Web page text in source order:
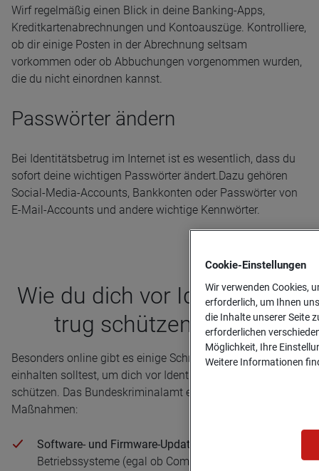
Wirf regelmäßig einen Blick in deine Banking-Apps,
Kreditkartenabrechnungen und Kontoauszüge. Kontrolliere,
ob dir einige Posten in der Abrechnung seltsam
vorkommen oder ob Abbuchungen vorgenommen wurden,
die du nicht einordnen kannst.
Passwörter ändern
Bei Identitätsbetrug im Internet ist es wesentlich, dass du
sofort deine wichtigen Passwörter ändert.Dazu gehören
Social-Media-Accounts, Bankkonten oder Passwörter von
E-Mail-Accounts und andere wichtige Kennwörter.
Wie du dich vor Iden­ti­täts­be­
trug schüt­zen kannst
Besonders online gibt es einige Schritte, die du unbedingt
einhalten solltest, um dich vor Identitätsbetrug zu
schützen. Das Bundeskriminalamt empfiehlt etwa folgende
Maßnahmen:
Software- und Firmware-Updates:
Betriebssysteme (egal ob Computer, Tablet, Handy
Cookie-­Einstellungen
Wir verwenden Cookies,
erforderlich, um Ihnen
die Inhalte unserer Seite
erforderlichen
Möglichkeit, Ihre
Weitere Informationen